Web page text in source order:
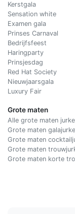
Kerstgala
Sensation white
Examen gala
Prinses Carnaval
Bedrijfsfeest
Haringparty
Prinsjesdag
Red Hat Society
Nieuwjaarsgala
Luxury Fair
Grote maten
Alle grote maten
Grote maten
Grote maten
Grote maten
Grote maten korte